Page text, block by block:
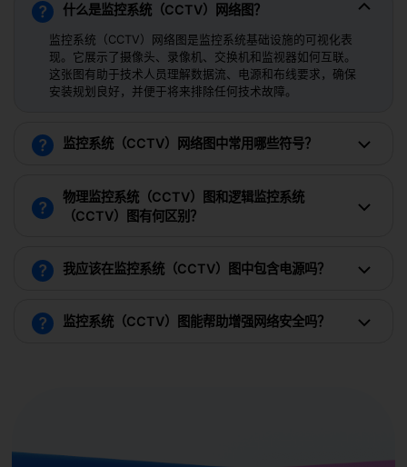
什么是监控系统（CCTV）网络图？
监控系统（CCTV）网络图是监控系统基础设施的可视化表
现。它展示了摄像头、录像机、交换机和监视器如何互联。
这张图有助于技术人员理解数据流、电源和布线要求，确保
安装规划良好，并便于将来排除任何技术故障。
监控系统（CCTV）网络图中常用哪些符号？
物理监控系统（CCTV）图和逻辑监控系统
（CCTV）图有何区别？
我应该在监控系统（CCTV）图中包含电源吗？
监控系统（CCTV）图能帮助增强网络安全吗？